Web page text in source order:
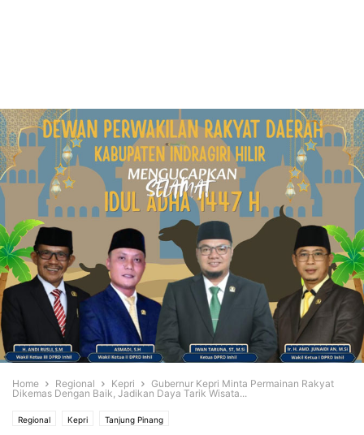
Home Regional Kepri
Gubernur Kepri Minta Permainan Rakyat
Dikemas Dengan Baik, Jadikan Daya Tarik Wisata...
Regional Kepri Tanjung Pinang